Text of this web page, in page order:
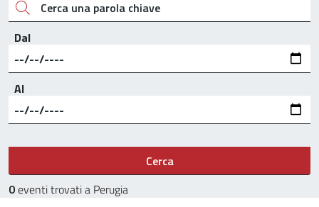
Cerca una parola chiave
Dal
Al
Cerca
0eventi trovati a Perugia